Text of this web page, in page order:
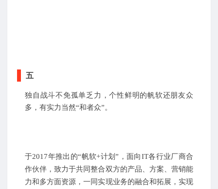
五
独自战斗不免孤单乏力，个性鲜明的帆软还朋友众
多，有实力当然“和者众”。
于2017年推出的“帆软+计划”，面向IT各行业厂商合
作伙伴，致力于共同整合双方的产品、方案、营销能
力和多方面资源，一同实现业务的融合和拓展，实现